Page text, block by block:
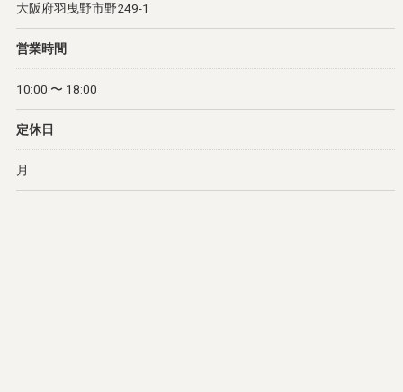
大阪府羽曳野市野249-1
営業時間
10:00 〜 18:00
定休日
月